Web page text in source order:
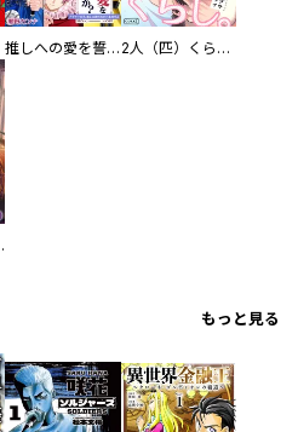
推しへの愛を誓いますか？～アラサー女子、推しは逃げぬが人生逃げる～ 2人（匹）くらし。
た【分冊版】
もっと見る